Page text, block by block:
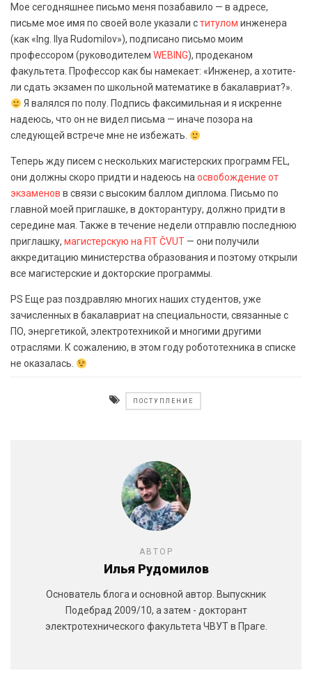
Мое сегодняшнее письмо меня позабавило — в адресе,
письме мое имя по своей воле указали ститулом инженера
(как «Ing. Ilya Rudomilov»), подписано письмо моим
профессором (руководителем WEBING), продеканом
факультета. Профессор как бы намекает: «Инженер, а хотите-
ли сдать экзамен по школьной математике в бакалавриат?».
Я валялся по полу. Подпись факсимильная и я искренне
надеюсь, что он не видел письма — иначе позора на
следующей встрече мне не избежать.
Теперь жду писем с нескольких магистерских программ FEL,
они должны скоро придти и надеюсь на освобождение от
экзаменов в связи с высоким баллом диплома. Письмо по
главной моей приглашке, в докторантуру, должно придти в
середине мая. Также в течение недели отправлю последнюю
приглашку, магистерскую на FIT ČVUT — они получили
аккредитацию министерства образования и поэтому открыли
все магистерские и докторские программы.
PS Еще раз поздравляю многих наших студентов, уже
зачисленных в бакалавриат на специальности, связанные с
ПО, энергетикой, электротехникой и многими другими
отраслями. К сожалению, в этом году робототехника в списке
не оказалась.
ПОСТУПЛЕНИЕ
АВТОР
Илья Рудомилов
Основатель блога и основной автор. Выпускник
Подебрад 2009/10, а затем - докторант
электротехнического факультета ЧВУТ в Праге.